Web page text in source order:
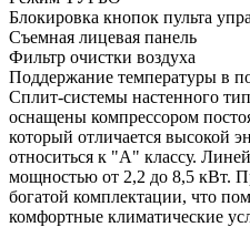
Блокировка кнопок пульта
Съемная лицевая панель
Фильтр очистки воздуха
Поддержание температуры в
Сплит-системы настенного
оснащены компрессором
который отличается высокой
относиться к "А" классу.
мощностью от 2,2 до 8,5 кВт.
богатой комплектации, что
комфортные климатические